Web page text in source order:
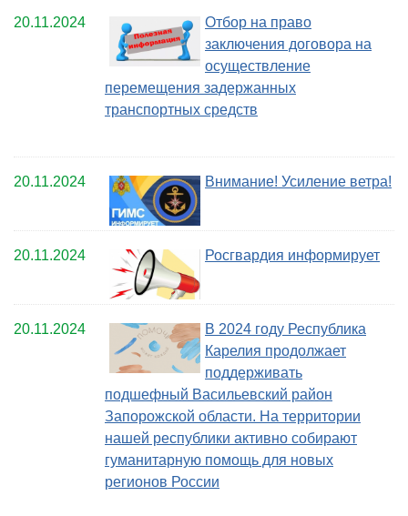
20.11.2024
Отбор на право
заключения договора на
осуществление
перемещения задержанных
транспортных средств
20.11.2024 Внимание! Усиление ветра!
20.11.2024 Росгвардия информирует
20.11.2024
В 2024 году Республика
Карелия продолжает
поддерживать
подшефный Васильевский район
Запорожской области. На территории
нашей республики активно собирают
гуманитарную помощь для новых
регионов России